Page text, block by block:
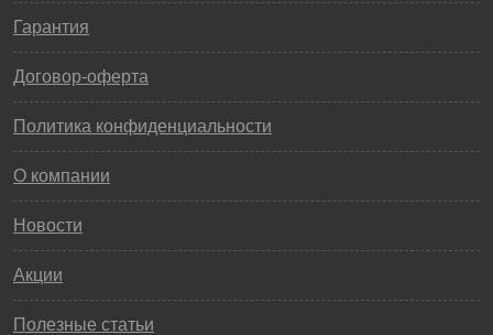
Гарантия
Договор-оферта
Политика конфиденциальности
О компании
Новости
Акции
Полезные статьи